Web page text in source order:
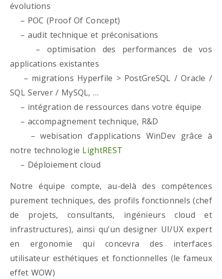
évolutions
– POC (Proof Of Concept)
– audit technique et préconisations
– optimisation des performances de vos
applications existantes
– migrations Hyperfile > PostGreSQL / Oracle /
SQL Server / MySQL, …
– intégration de ressources dans votre équipe
– accompagnement technique, R&D
– webisation d’applications WinDev grâce à
notre technologie LightREST
– Déploiement cloud
Notre équipe compte, au-delà des compétences
purement techniques, des profils fonctionnels (chef
de projets, consultants, ingénieurs cloud et
infrastructures), ainsi qu’un designer UI/UX expert
en ergonomie qui concevra des interfaces
utilisateur esthétiques et fonctionnelles (le fameux
effet WOW)